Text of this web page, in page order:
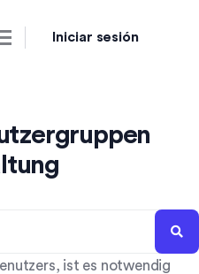
Iniciar sesión
ist es notwendig